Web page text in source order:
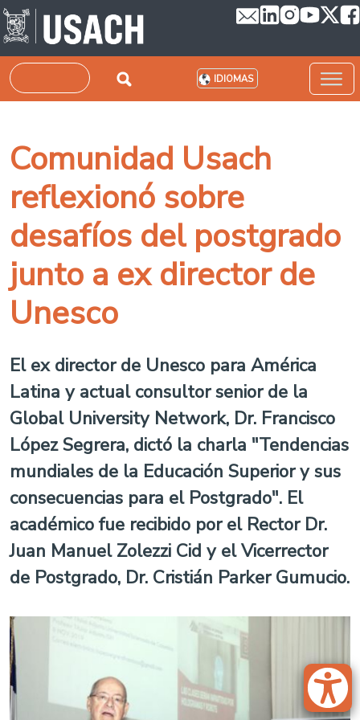
Pasar al contenido principal
Buscar IDIOMAS
Comunidad Usach
reflexionó sobre
desafíos del postgrado
junto a ex director de
Unesco
El ex director de Unesco para América
Latina y actual consultor senior de la
Global University Network, Dr. Francisco
López Segrera, dictó la charla "Tendencias
mundiales de la Educación Superior y sus
consecuencias para el Postgrado". El
académico fue recibido por el Rector Dr.
Juan Manuel Zolezzi Cid y el Vicerrector
de Postgrado, Dr. Cristián Parker Gumucio.